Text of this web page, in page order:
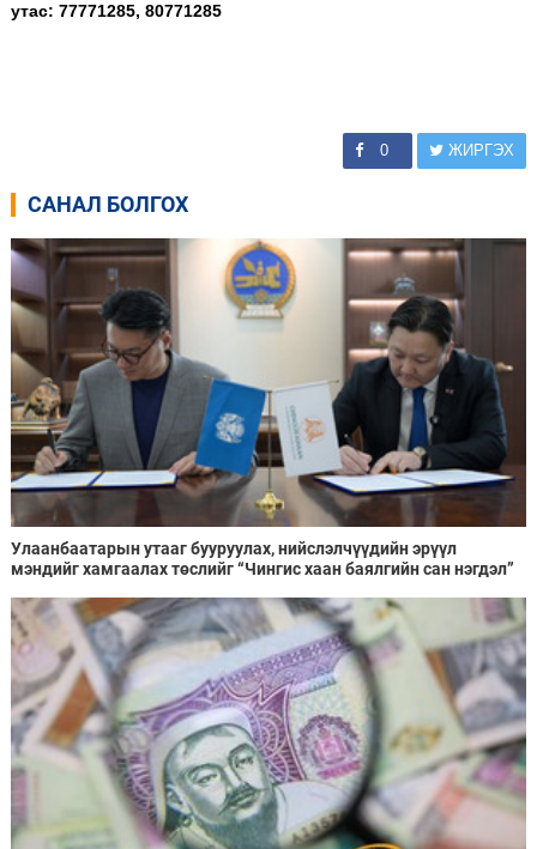
утас: 77771285, 80771285
0 ЖИРГЭХ
САНАЛ БОЛГОХ
Улаанбаатарын утааг бууруулах, нийслэлчүүдийн эрүүл
мэндийг хамгаалах төслийг “Чингис хаан баялгийн сан нэгдэл”